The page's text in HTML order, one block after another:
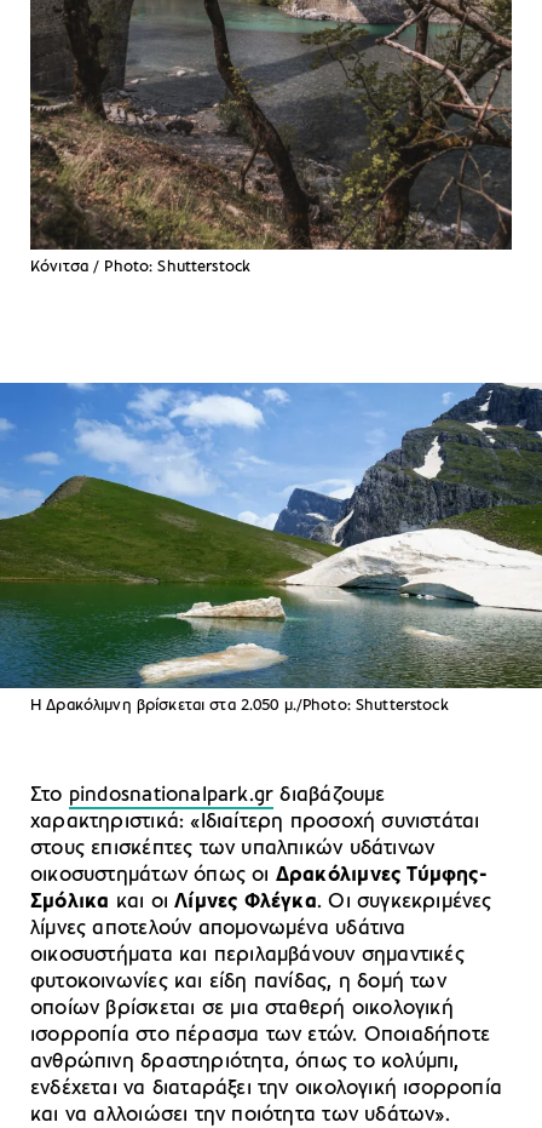
Κόνιτσα / Photo: Shutterstock
H Δρακόλιμνη βρίσκεται στα 2.050 μ./Photo: Shutterstock
Στο pindosnationalpark.gr διαβάζουμε
χαρακτηριστικά: «Ιδιαίτερη προσοχή συνιστάται
στους επισκέπτες των υπαλπικών υδάτινων
οικοσυστημάτων όπως οι Δρακόλιμνες Τύμφης-
Σμόλικα και οιΛίμνες Φλέγκα. Οι συγκεκριμένες
λίμνες αποτελούν απομονωμένα υδάτινα
οικοσυστήματα και περιλαμβάνουν σημαντικές
φυτοκοινωνίες και είδη πανίδας, η δομή των
οποίων βρίσκεται σε μια σταθερή οικολογική
ισορροπία στο πέρασμα των ετών. Οποιαδήποτε
ανθρώπινη δραστηριότητα, όπως το κολύμπι,
ενδέχεται να διαταράξει την οικολογική ισορροπία
και να αλλοιώσει την ποιότητα των υδάτων».